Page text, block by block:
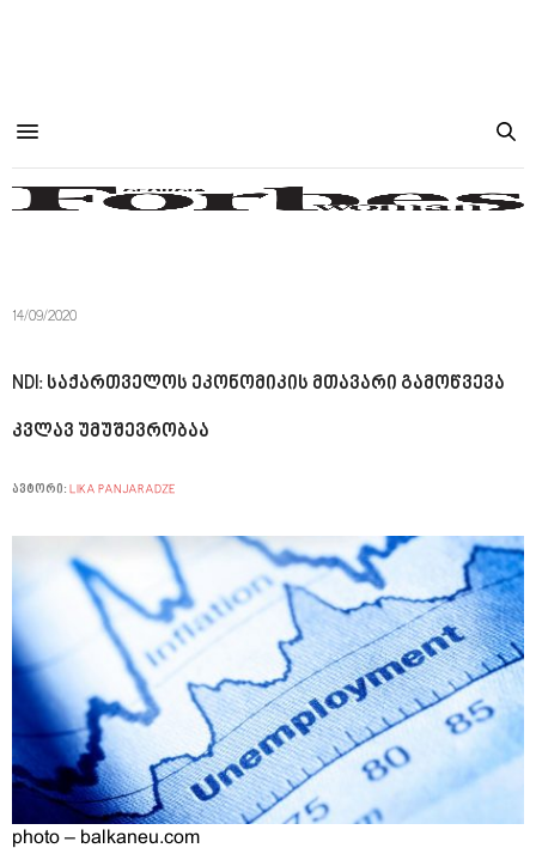
14/09/2020
NDI: საქართველოს ეკონომიკის მთავარი გამოწვევა
კვლავ უმუშევრობაა
ავტორი: LIKA PANJARADZE
photo – balkaneu.com